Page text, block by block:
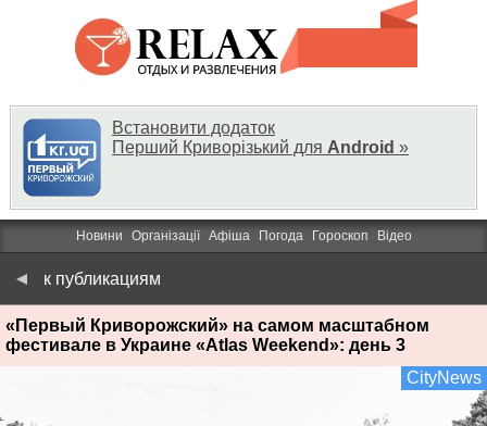
Встановити додаток
Перший Криворізький для Android »
Новини Організації Афіша Погода Гороскоп Відео
к публикациям
«Первый Криворожский» на самом масштабном
фестивале в Украине «Atlas Weekend»: день 3
CityNews